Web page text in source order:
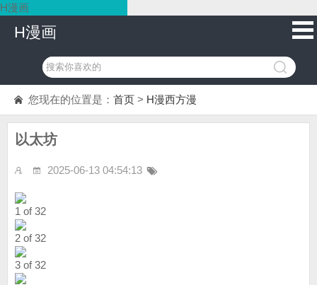
H漫画
H漫画
您现在的位置是： 首页 > H漫西方漫
以太坊
2025-06-13 04:54:13
1 of 32
2 of 32
3 of 32